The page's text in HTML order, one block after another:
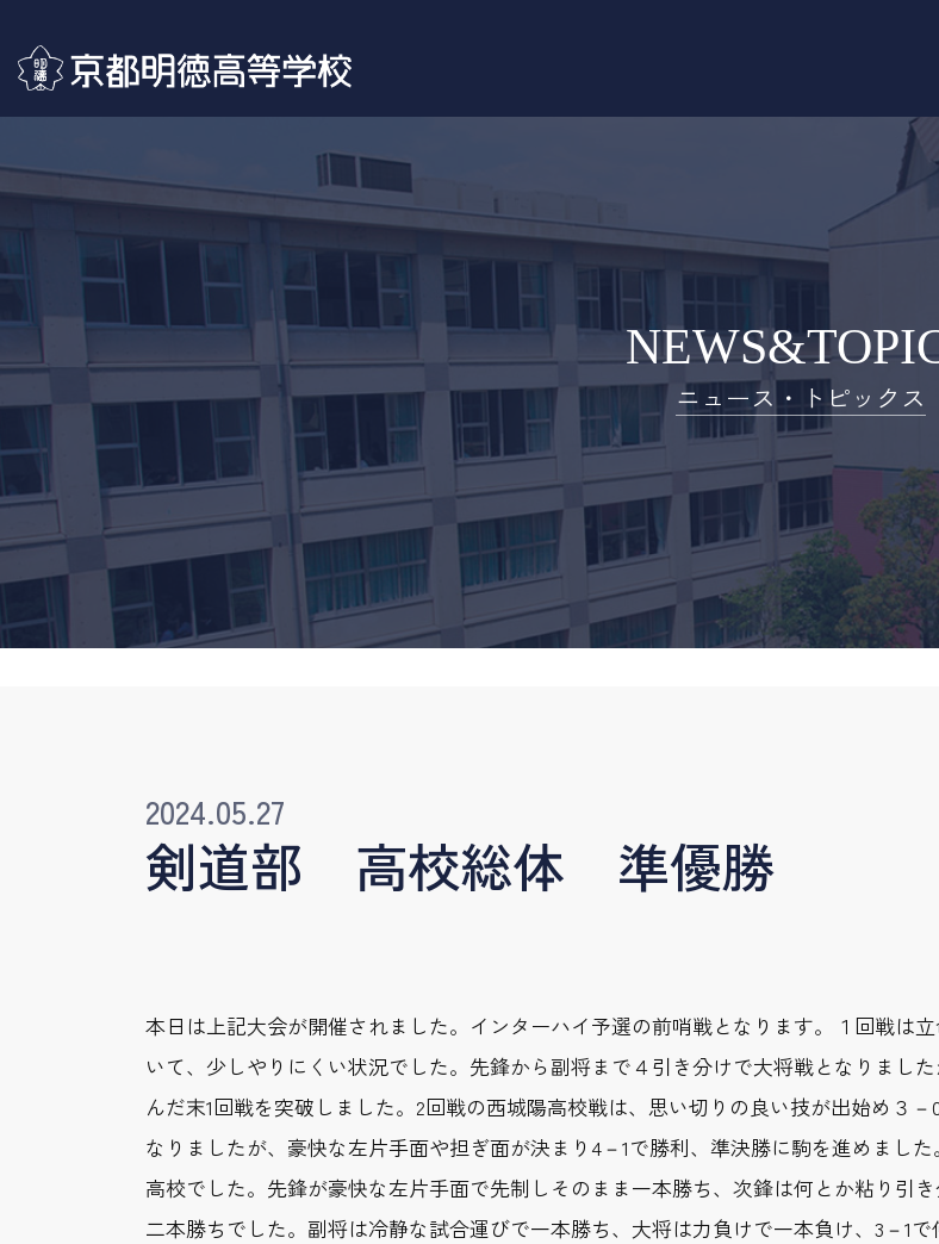
ニュース・トピックス
2024.05.27
剣道部 高校総体 準優勝
本日は上記大会が開催されました。インターハイ予選の前哨戦となります。１回戦は
いて、少しやりにくい状況でした。先鋒から副将まで４引き分けで大将戦となりまし
んだ末1回戦を突破しました。2回戦の西城陽高校戦は、思い切りの良い技が出始め３
なりましたが、豪快な左片手面や担ぎ面が決まり4－1で勝利、準決勝に駒を進めまし
高校でした。先鋒が豪快な左片手面で先制しそのまま一本勝ち、次鋒は何とか粘り引
二本勝ちでした。副将は冷静な試合運びで一本勝ち、大将は力負けで一本負け、3－1